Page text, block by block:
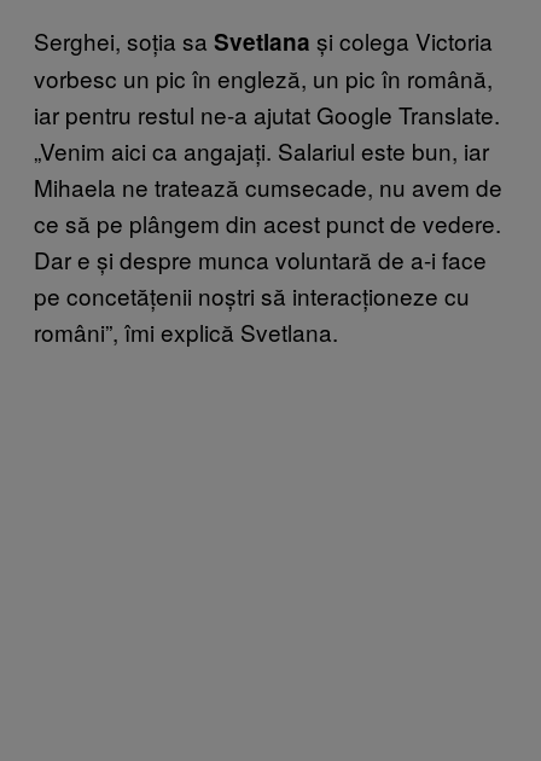
Serghei, soția sa Svetlana și colega Victoria
vorbesc un pic în engleză, un pic în română,
iar pentru restul ne-a ajutat Google Translate.
„Venim aici ca angajați. Salariul este bun, iar
Mihaela ne tratează cumsecade, nu avem de
ce să pe plângem din acest punct de vedere.
Dar e și despre munca voluntară de a-i face
pe concetățenii noștri să interacționeze cu
români”, îmi explică Svetlana.